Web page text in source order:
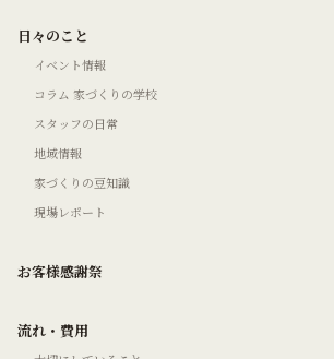
日々のこと
イベント情報
コラム 家づくりの学校
スタッフの日常
地域情報
家づくりの豆知識
現場レポート
お客様感謝祭
流れ・費用